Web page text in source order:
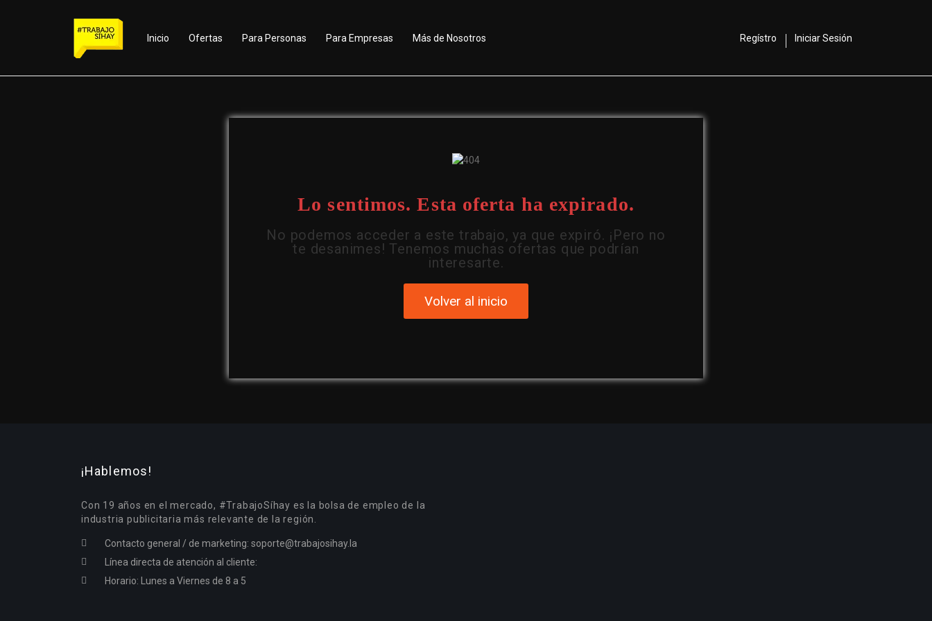
Inicio Ofertas Para Personas Para Empresas Más de Nosotros Regístro Iniciar Sesión
Lo sentimos. Esta oferta ha expirado.
No podemos acceder a este trabajo, ya que expiró. ¡Pero no
te desanimes! Tenemos muchas ofertas que podrían
interesarte.
Volver al inicio
¡Hablemos!
Con 19 años en el mercado, #TrabajoSíhay es la bolsa de empleo de la
industria publicitaria más relevante de la región.
Contacto general / de marketing: soporte@trabajosihay.la
Línea directa de atención al cliente:
Horario: Lunes a Viernes de 8 a 5